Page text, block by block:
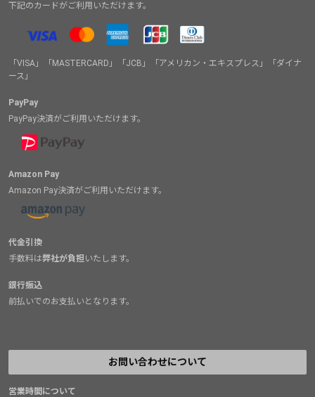
下記のカードがご利用いただけます。
「VISA」「MASTERCARD」「JCB」「アメリカン・エキスプレス」「ダイナ
ース」
PayPay
PayPay決済がご利用いただけます。
Amazon Pay
Amazon Pay決済がご利用いただけます。
代金引換
手数料は弊社が負担いたします。
銀行振込
前払いでのお支払いとなります。
お問い合わせについて
営業時間について